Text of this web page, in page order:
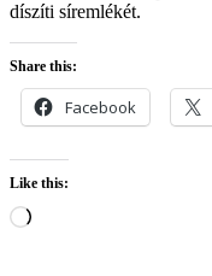
díszíti síremlékét.
Share this:
Facebook
Like this:
Loading…